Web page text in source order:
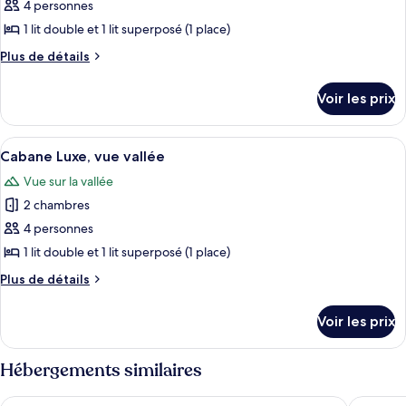
vallée
pour
ce
type
de
Cabane
Luxe,
vue
vallée
4 personnes
1 lit double et 1 lit superposé (1 place)
Plus de détails
Plus
le
type
de
Cabane
Luxe,
vue
vallée
Voir les prix
Afficher
toutes
les
photos
pour
ce
type
de
Cabane
Luxe,
vue
vallée
Une cabane en bois rustique, avec
5
Cabane Luxe, vue vallée
Vue sur la vallée
2 chambres
4 personnes
1 lit double et 1 lit superposé (1 place)
Plus de détails
Plus
le
type
de
chambre
Voir les prix
Hébergements similaires